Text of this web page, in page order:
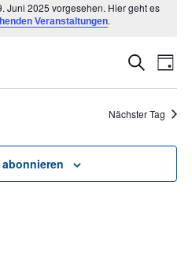
Juni 2025 vorgesehen. Hier geht es
Veranstaltungen.
und
Suche
Tag
Nächster Tag